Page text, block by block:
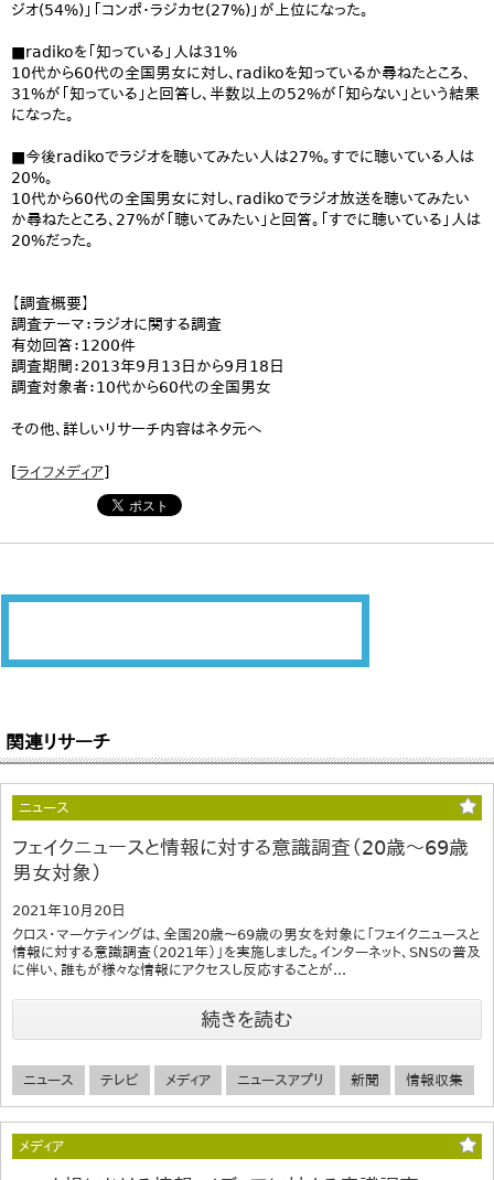
ジオ(54%)」「コンポ・ラジカセ(27%)」が上位になった。
■radikoを「知っている」人は31%
10代から60代の全国男女に対し、radikoを知っているか尋ねたところ、
31%が「知っている」と回答し、半数以上の52%が「知らない」という結果
になった。
■今後radikoでラジオを聴いてみたい人は27%。すでに聴いている人は
20%。
10代から60代の全国男女に対し、radikoでラジオ放送を聴いてみたい
か尋ねたところ、27%が「聴いてみたい」と回答。「すでに聴いている」人は
20%だった。
【調査概要】
調査テーマ：ラジオに関する調査
有効回答：1200件
調査期間：2013年9月13日から9月18日
調査対象者：10代から60代の全国男女
その他、詳しいリサーチ内容はネタ元へ
[ライフメディア]
関連リサーチ
ニュース
フェイクニュースと情報に対する意識調査（20歳～69歳
男女対象）
2021年10月20日
クロス・マーケティングは、全国20歳～69歳の男女を対象に「フェイクニュースと
情報に対する意識調査（2021年）」を実施しました。インターネット、SNSの普及
に伴い、誰もが様々な情報にアクセスし反応することが...
続きを読む
ニュース テレビ メディア ニュースアプリ 新聞 情報収集
メディア